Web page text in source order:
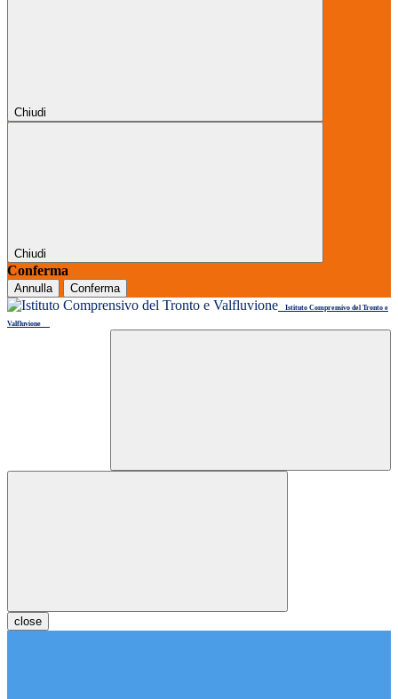
Chiudi
Chiudi
Conferma
Annulla Conferma
Istituto Comprensivo del Tronto e
Valfluvione
close